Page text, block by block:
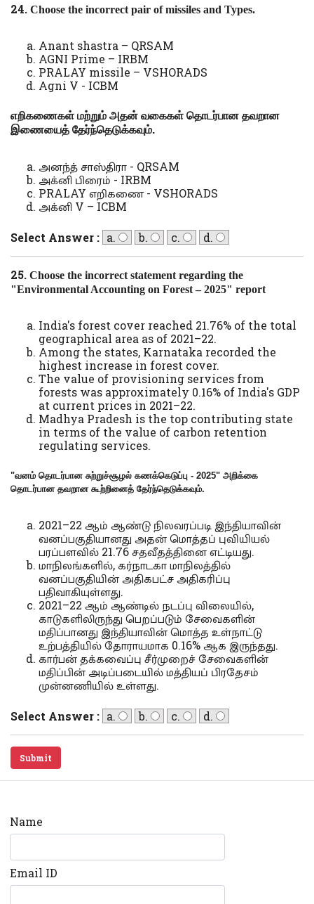
24.Choose the incorrect pair of missiles and Types.
Anant shastra – QRSAM
AGNI Prime – IRBM
PRALAY missile – VSHORADS
Agni V - ICBM
எறிகணைகள் மற்றும் அதன் வகைகள் தொடர்பான தவறான
இணையைத் தேர்ந்தெடுக்கவும்.
அனந்த் சாஸ்திரா - QRSAM
அக்னி பிரைம் - IRBM
PRALAY எறிகணை - VSHORADS
அக்னி V – ICBM
Select Answer : a. b. c. d.
25.Choose the incorrect statement regarding the
"Environmental Accounting on Forest – 2025" report
India's forest cover reached 21.76% of the total
geographical area as of 2021–22.
Among the states, Karnataka recorded the
highest increase in forest cover.
The value of provisioning services from
forests was approximately 0.16% of India's GDP
at current prices in 2021–22.
Madhya Pradesh is the top contributing state
in terms of the value of carbon retention
regulating services.
"வனம் தொடர்பான சுற்றுச்சூழல் கணக்கெடுப்பு - 2025" அறிக்கை
தொடர்பான தவறான கூற்றினைத் தேர்ந்தெடுக்கவும்.
2021–22 ஆம் ஆண்டு நிலவரப்படி இந்தியாவின்
வனப்பகுதியானது அதன் மொத்தப் புவியியல்
பரப்பளவில் 21.76 சதவீதத்தினை எட்டியது.
மாநிலங்களில், கர்நாடகா மாநிலத்தில்
வனப்பகுதியின் அதிகபட்ச அதிகரிப்பு
பதிவாகியுள்ளது.
2021–22 ஆம் ஆண்டில் நடப்பு விலையில்,
காடுகளிலிருந்து பெறப்படும் சேவைகளின்
மதிப்பானது இந்தியாவின் மொத்த உள்நாட்டு
உற்பத்தியில் தோராயமாக 0.16% ஆக இருந்தது.
கார்பன் தக்கவைப்பு சீர்முறைச் சேவைகளின்
மதிப்பின் அடிப்படையில் மத்தியப் பிரதேசம்
முன்னணியில் உள்ளது.
Select Answer : a. b. c. d.
Submit
Name
Email ID